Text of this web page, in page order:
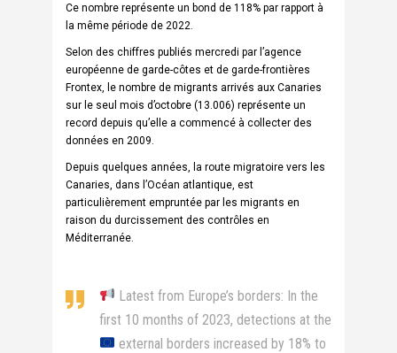
Ce nombre représente un bond de 118% par rapport à
la même période de 2022.
Selon des chiffres publiés mercredi par l’agence
européenne de garde-côtes et de garde-frontières
Frontex, le nombre de migrants arrivés aux Canaries
sur le seul mois d’octobre (13.006) représente un
record depuis qu’elle a commencé à collecter des
données en 2009.
Depuis quelques années, la route migratoire vers les
Canaries, dans l’Océan atlantique, est
particulièrement empruntée par les migrants en
raison du durcissement des contrôles en
Méditerranée.
Latest from Europe’s borders: In the
first 10 months of 2023, detections at the
external borders increased by 18% to